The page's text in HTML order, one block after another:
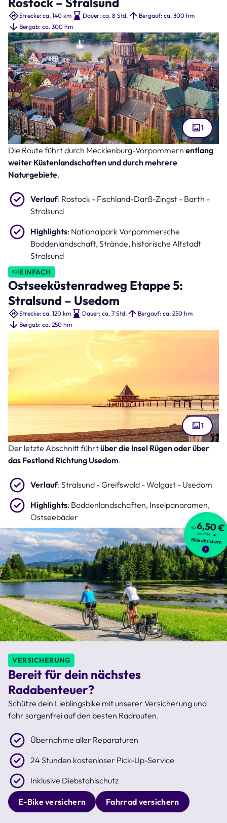
Strecke: ca. 140 km Dauer: ca. 8 Std.
Bergauf: ca. 300 hm
Bergab: ca. 300 hm
Stralsund (Bild: Stephan – stock.adobe.com )
1
Die Route führt durch Mecklenburg-Vorpommern entlang
weiter Küstenlandschaften und durch mehrere
Naturgebiete.
Verlauf: Rostock - Fischland-Darß-Zingst - Barth -
Stralsund
Highlights: Nationalpark Vorpommersche
Boddenlandschaft, Strände, historische Altstadt
Stralsund
EINFACH
Ostseeküstenradweg Etappe 5:
Stralsund – Usedom
Strecke: ca. 120 km Dauer: ca. 7 Std.
Bergauf: ca. 250 hm
Bergab: ca. 250 hm
Usedom (Bild: Sina Ettmer – stock.adobe.com )
1
Der letzte Abschnitt führtüber die Insel Rügen oder über
das Festland Richtung Usedom.
Verlauf: Stralsund - Greifswald - Wolgast - Usedom
Highlights: Boddenlandschaften, Inselpanoramen,
Ostseebäder
VERSICHERUNG
Bereit für dein nächstes
Radabenteuer?
Schütze dein Lieblingsbike mit unserer Versicherung und
fahr sorgenfrei auf den besten Radrouten.
Übernahme aller Reparaturen
24 Stunden kostenloser Pick-Up-Service
Inklusive Diebstahlschutz
E-Bike versichern Fahrrad versichern